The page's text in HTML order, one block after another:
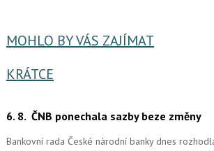
MOHLO BY VÁS ZAJÍMAT
KRÁTCE
6. 8. ČNB ponechala sazby beze změny
Bankovní rada České národní banky dnes